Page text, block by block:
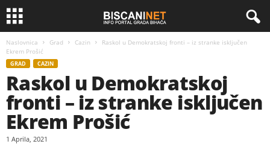
Naslovnica Grad Cazin
Raskol u Demokratskoj fronti – iz stranke isključen
Ekrem Prošić
GRAD CAZIN
Raskol u Demokratskoj
fronti – iz stranke isključen
Ekrem Prošić
1 Aprila, 2021